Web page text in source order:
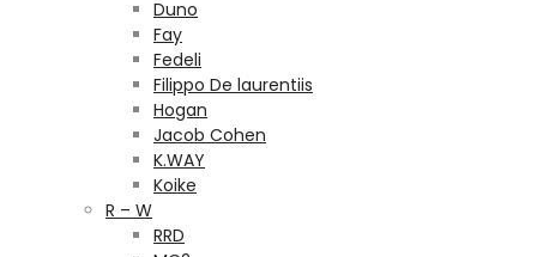
Duno
Fay
Fedeli
Filippo De laurentiis
Hogan
Jacob Cohen
K.WAY
Koike
R – W
RRD